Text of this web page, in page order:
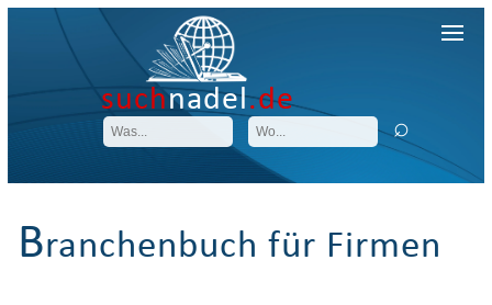
suchnadel.de
Branchenbuch für Firmen